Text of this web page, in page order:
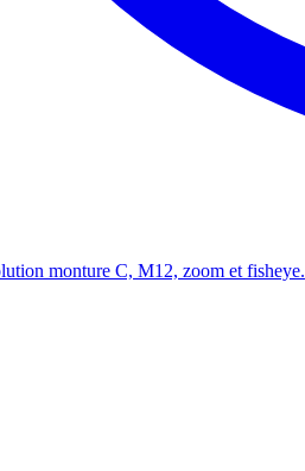
monture C, M12, zoom et fisheye.